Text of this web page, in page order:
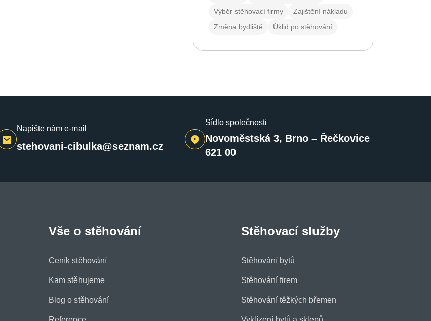
Výběr stěhovací firmy
Zajištění nákladu
Změna bydliště
Úklid po stěhování
Napište nám e-mail
stehovani-cibulka@seznam.cz
Sídlo společnosti
Novoměstská 3, Brno – Řečkovice
621 00
Vše o stěhování
Ceník stěhování
Kam stěhujeme
Blog o stěhování
Stěhovací služby
Stěhování bytů
Stěhování firem
Stěhování těžkých břemen